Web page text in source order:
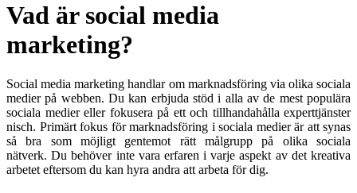
Vad är social media
marketing?
Social media marketing handlar om marknadsföring via olika sociala
medier på webben. Du kan erbjuda stöd i alla av de mest populära
sociala medier eller fokusera på ett och tillhandahålla experttjänster
nisch. Primärt fokus för marknadsföring i sociala medier är att synas
så bra som möjligt gentemot rätt målgrupp på olika sociala
nätverk. Du behöver inte vara erfaren i varje aspekt av det kreativa
arbetet eftersom du kan hyra andra att arbeta för dig.